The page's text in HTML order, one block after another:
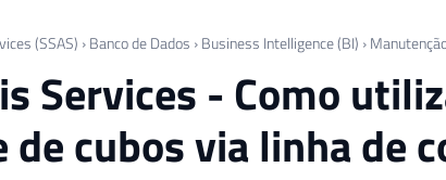
(SSAS) › Banco de Dados › Business Intelligence (BI) ›
Services - Como
cubos via linha de